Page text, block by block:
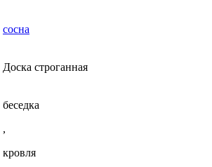
на
сосна
Доска строганная
беседка
,
кровля